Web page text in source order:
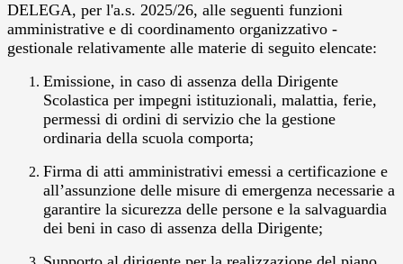
DELEGA, per l'a.s. 2025/26, alle seguenti funzioni
amministrative e di coordinamento organizzativo -
gestionale relativamente alle materie di seguito elencate:
Emissione, in caso di assenza della Dirigente
Scolastica per impegni istituzionali, malattia, ferie,
permessi di ordini di servizio che la gestione
ordinaria della scuola comporta;
Firma di atti amministrativi emessi a certificazione e
all’assunzione delle misure di emergenza necessarie a
garantire la sicurezza delle persone e la salvaguardia
dei beni in caso di assenza della Dirigente;